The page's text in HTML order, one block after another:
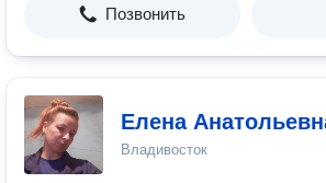
Позвонить
Елена
Владивосток